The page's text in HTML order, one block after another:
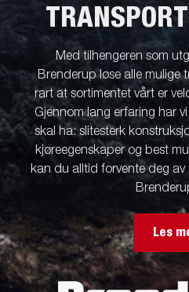
Med tilhengeren som
Brenderup løse alle mulige
rart at sortimentet vårt er
Gjennom lang erfaring har
skal ha: slitesterk
kjøreegenskaper og best
kan du alltid forvente deg
Les